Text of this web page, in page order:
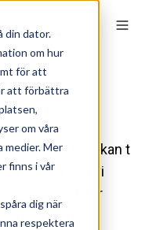
din dator.
om hur
för att
att förbättra
om våra
medier. Mer
finns i vår
dig när
respektera
möjligt att
i Transpa. Man kan t
fordon och vi
samma sak för
mycket mer.